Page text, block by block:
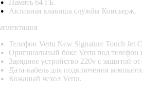
Память 64 ГБ.
Активная клавиша службы Консьерж.
Телефон Vertu New Signature Touch Jet
Оригинальный бокс Vertu под телефон
Зарядное устройство 220v с защитой
Дата-кабель для подключения
Кожаный чехол Vertu.